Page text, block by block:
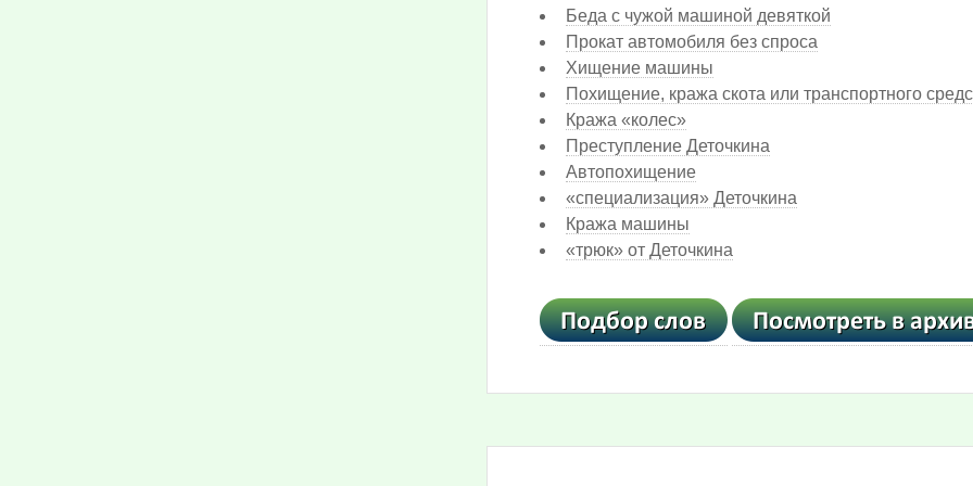
Беда с чужой машиной девяткой
Прокат автомобиля без спроса
Хищение машины
Похищение, кража скота или транспортного
Кража «колес»
Преступление Деточкина
Автопохищение
«специализация» Деточкина
Кража машины
«трюк» от Деточкина